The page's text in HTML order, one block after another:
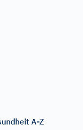
A-Z